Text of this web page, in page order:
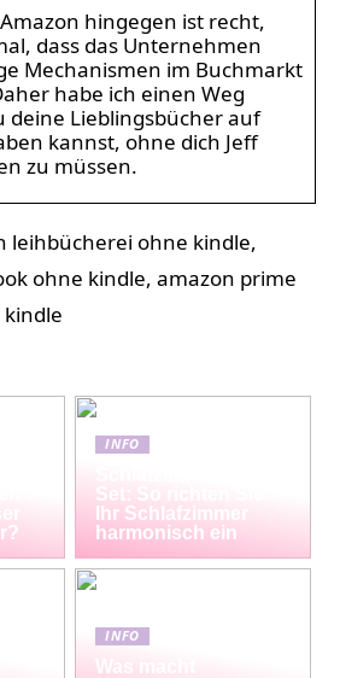
hingegen ist recht,
dass das Unternehmen
Mechanismen im Buchmarkt
habe ich einen Weg
deine Lieblingsbücher auf
kannst, ohne dich Jeff
zu müssen.
leihbücherei ohne kindle,
ohne kindle, amazon prime
INFO
Set: So richten Sie
Ihr Schlafzimmer
harmonisch ein
INFO
Was macht